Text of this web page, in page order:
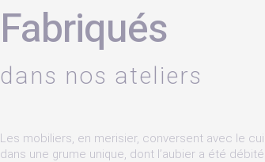
Fabriqués
dans nos ateliers
Les mobiliers, en merisier, conversent avec le
dans une grume unique, dont l’aubier a été